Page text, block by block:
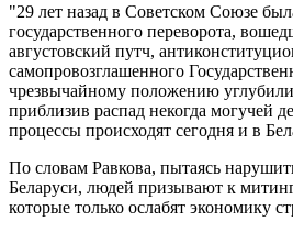
"29 лет назад в Советском Союзе
государственного переворота,
августовский путч,
самопровозглашенного
чрезвычайному положению
приблизив распад некогда могучей
процессы происходят сегодня и в
По словам Равкова, пытаясь
Беларуси, людей призывают к
которые только ослабят экономику